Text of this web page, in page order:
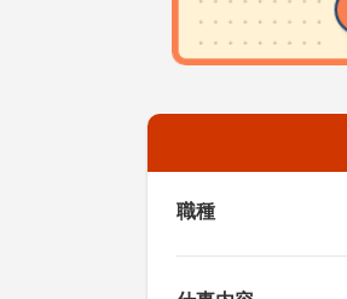
職種